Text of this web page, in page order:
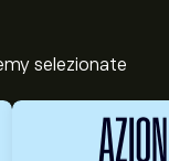
selezionate